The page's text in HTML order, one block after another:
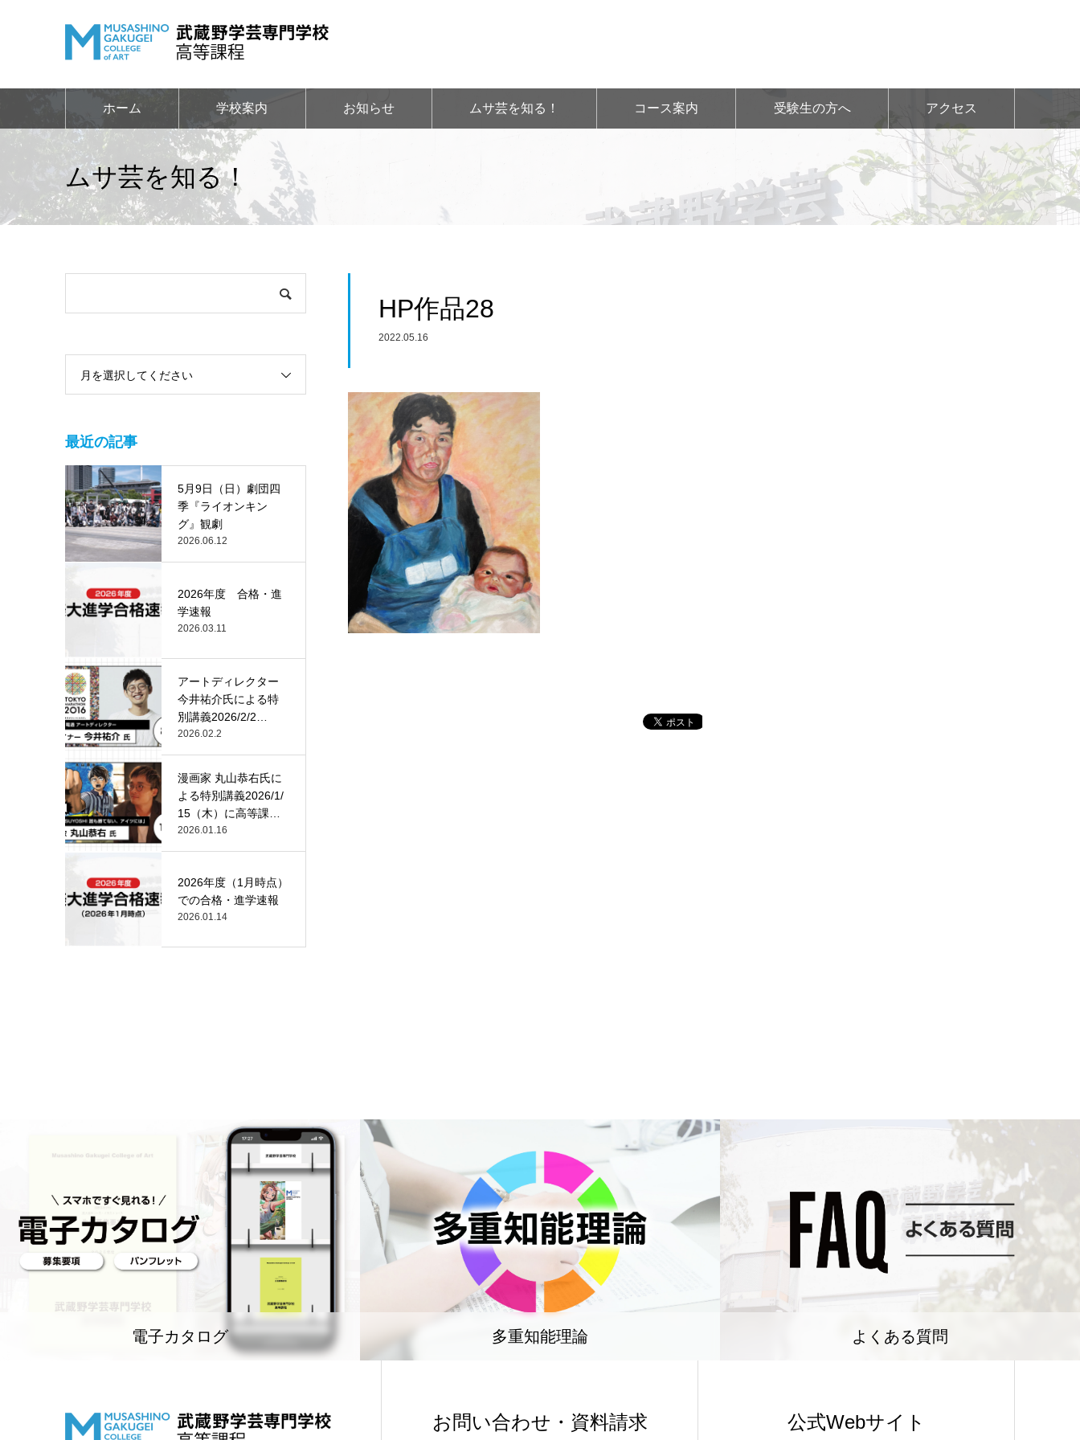
ホーム 学校案内 お知らせ ムサ芸を知る！ コース案内 受験生の方へ アクセス
ムサ芸を知る！
HP作品28
2022.05.16
月を選択してください
最近の記事
5月9日（日）劇団四
季『ライオンキン
グ』観劇
2026.06.12
2026年度 合格・進
学速報
2026.03.11
アートディレクター
今井祐介氏による特
別講義2026/2/2
（月）…
2026.02.2
漫画家 丸山恭右氏に
よる特別講義2026/1/
15（木）に高等課
程…
2026.01.16
2026年度（1月時点）
での合格・進学速報
2026.01.14
電子カタログ 多重知能理論 よくある質問
お問い合わせ・資料請求 公式Webサイト